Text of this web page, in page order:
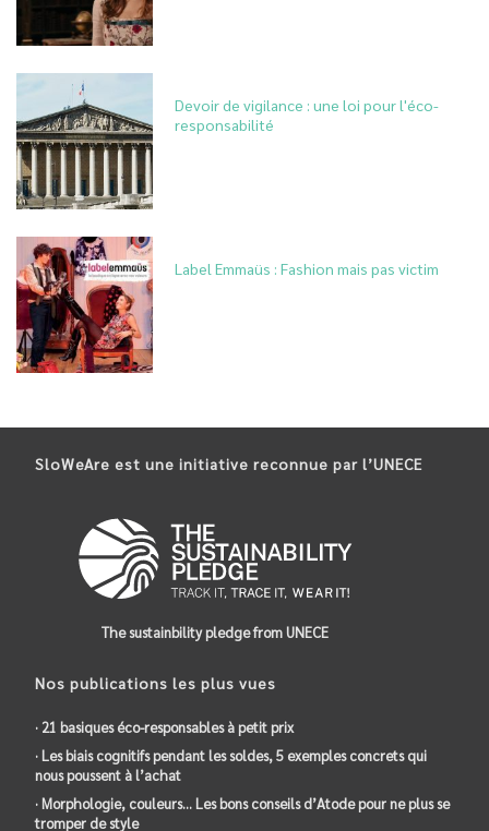
Devoir de vigilance : une loi pour l'éco-
responsabilité
Label Emmaüs : Fashion mais pas victim
SloWeAre est une initiative reconnue par l’UNECE
The sustainbility pledge from UNECE
Nos publications les plus vues
· 21 basiques éco-responsables à petit prix
· Les biais cognitifs pendant les soldes, 5 exemples concrets qui
nous poussent à l’achat
· Morphologie, couleurs… Les bons conseils d’Atode pour ne plus se
tromper de style